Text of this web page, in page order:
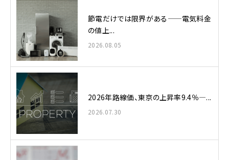
節電だけでは限界がある——電気料金
の値上...
2026.08.05
2026年路線価、東京の上昇率9.4％—...
2026.07.30